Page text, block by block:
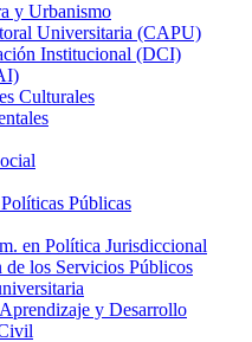
y Urbanismo
Universitaria (CAPU)
Institucional (DCI)
Culturales
Públicas
en Política Jurisdiccional
los Servicios Públicos
y Desarrollo